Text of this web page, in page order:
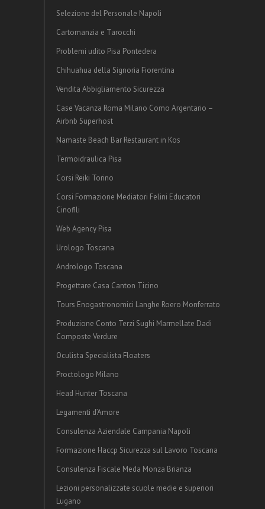
Selezione del Personale Napoli
Cartomanzia e Tarocchi
Problemi udito Pisa Pontedera
Chihuahua della Signoria Fiorentina
Vendita Abbigliamento Sicurezza
Case Vacanza Roma Milano Como Argentario –
Airbnb Superhost
Namaste Beach Bar Restaurant in Kos
Termoidraulica Pisa
Corsi Reiki Torino
Corsi Formazione Mediatori Felini Educatori
Cinofili
Web Agency Pisa
Urologo Toscana
Andrologo Toscana
Progettare Casa Canton Ticino
Tours Enogastronomici Langhe Roero Monferrato
Produzione Conto Terzi Sughi Marmellate Dadi
Composte Verdure
Oculista Specialista Floaters
Proctologo Milano
Head Hunter Toscana
Legamenti d’Amore
Consulenza Aziendale Campania Napoli
Formazione Haccp Sicurezza sul Lavoro Toscana
Consulenza Fiscale Meda Monza Brianza
Lezioni personalizzate scuole medie e superiori
Lugano